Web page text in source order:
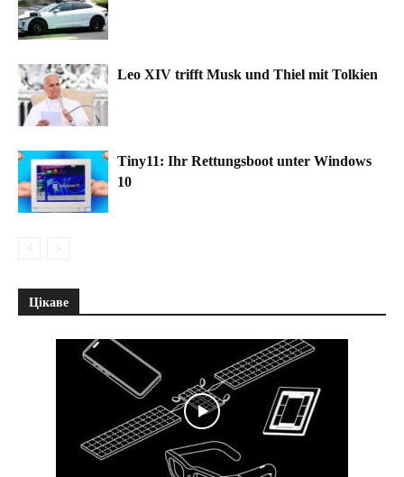
Leo XIV trifft Musk und Thiel mit Tolkien
Tiny11: Ihr Rettungsboot unter Windows
10
Цікаве